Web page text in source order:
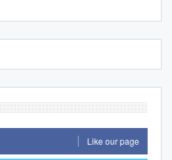
Like our page